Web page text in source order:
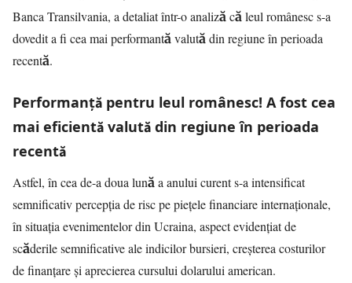
Banca Transilvania, a detaliat într-o analiză că leul românesc s-a
dovedit a fi cea mai performantă valută din regiune în perioada
recentă.
Performanță pentru leul românesc! A fost cea
mai eficientă valută din regiune în perioada
recentă
Astfel, în cea de-a doua lună a anului curent s-a intensificat
semnificativ percepția de risc pe piețele financiare internaționale,
în situaţia evenimentelor din Ucraina, aspect evidențiat de
scăderile semnificative ale indicilor bursieri, creșterea costurilor
de finanțare și aprecierea cursului dolarului american.